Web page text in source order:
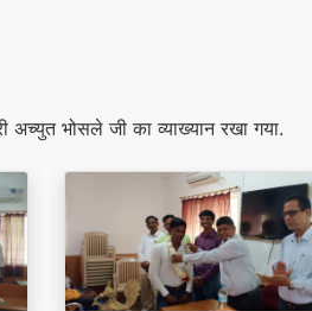
भोसले जी का व्याख्यान रखा गया.